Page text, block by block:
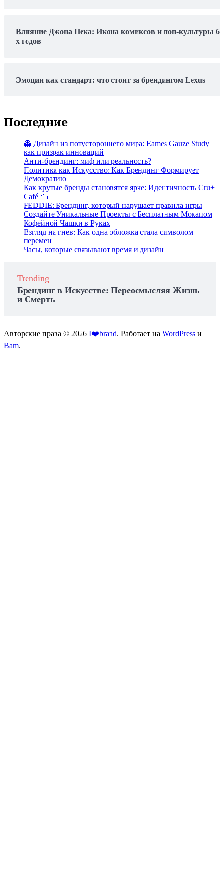
Влияние Джона Пека: Икона комиксов и поп-культуры
х годов
Эмоции как стандарт: что стоит за брендингом Lexus
Последние
👻 Дизайн из потустороннего мира: Eames Gauze Study
как призрак инноваций
Анти-брендинг: миф или реальность?
Политика как Искусство: Как Брендинг Формирует
Демократию
Как крутые бренды становятся ярче: Идентичность Cru+
Café 🍰
FEDDIE: Брендинг, который нарушает правила игры
Создайте Уникальные Проекты с Бесплатным Мокапом
Кофейной Чашки в Руках
Взгляд на гнев: Как одна обложка стала символом
перемен
Часы, которые связывают время и дизайн
Trending
Брендинг в Искусстве: Переосмысляя Жизнь
и Смерть
Авторские права © 2026 I❤️brand. Работает на WordPress и
Bam.